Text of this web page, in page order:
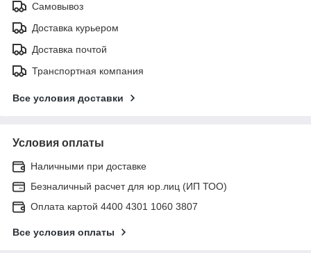
Самовывоз
Доставка курьером
Доставка почтой
Транспортная компания
Все условия доставки
Условия оплаты
Наличными при доставке
Безналичный расчет для юр.лиц (ИП ТОО)
Оплата картой 4400 4301 1060 3807
Все условия оплаты